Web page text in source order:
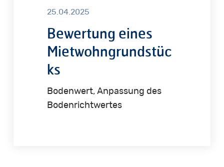
25.04.2025
Bewertung eines
Mietwohngrundstüc
ks
Bodenwert, Anpassung des
Bodenrichtwertes